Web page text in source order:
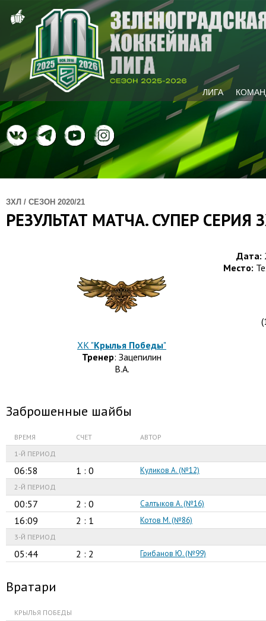
ЛИГА
ЗХЛ / СЕЗОН 2020/21
РЕЗУЛЬТАТ МАТЧА. СУПЕР СЕРИЯ
ХК "Крылья Победы"
Тренер: Зацепилин
В.А.
Дата:
Место:
Заброшенные шайбы
ВРЕМЯ СЧЕТ
АВТОР
1-Й ПЕРИОД
06:58 1 : 0 Куликов А. (№12)
2-Й ПЕРИОД
00:57 2 : 0 Салтыков А. (№16)
16:09 2 : 1 Котов М. (№86)
3-Й ПЕРИОД
05:44 2 : 2 Грибанов Ю. (№99)
Вратари
КРЫЛЬЯ ПОБЕДЫ